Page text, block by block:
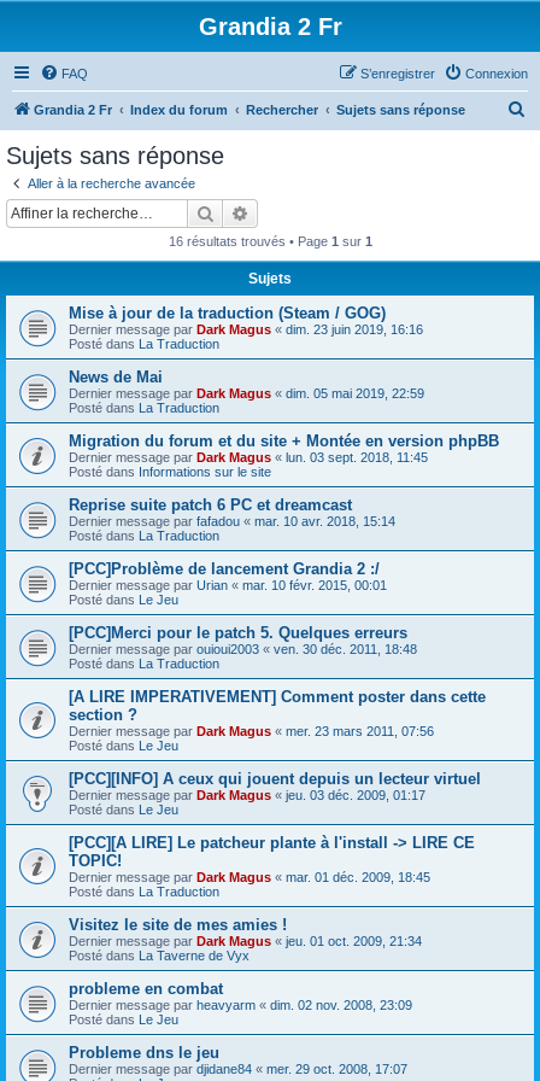
Grandia 2 Fr
FAQ Connexion
S’enregistrer
Grandia 2 Fr Index du forum Rechercher Sujets sans réponse
Sujets sans réponse
Aller à la recherche avancée
Rechercher
16 résultats trouvés • Page 1 sur 1
Sujets
Mise à jour de la traduction (Steam / GOG)
Dernier message par Dark Magus « dim. 23 juin 2019, 16:16
Posté dans La Traduction
News de Mai
Dernier message par Dark Magus « dim. 05 mai 2019, 22:59
Posté dans La Traduction
Migration du forum et du site + Montée en version phpBB
Dernier message par Dark Magus « lun. 03 sept. 2018, 11:45
Posté dans Informations sur le site
Reprise suite patch 6 PC et dreamcast
Dernier message par fafadou « mar. 10 avr. 2018, 15:14
Posté dans La Traduction
[PCC]Problème de lancement Grandia 2 :/
Dernier message par Urian « mar. 10 févr. 2015, 00:01
Posté dans Le Jeu
[PCC]Merci pour le patch 5. Quelques erreurs
Dernier message par ouioui2003 « ven. 30 déc. 2011, 18:48
Posté dans La Traduction
[A LIRE IMPERATIVEMENT] Comment poster dans cette
section ?
Dernier message par Dark Magus « mer. 23 mars 2011, 07:56
Posté dans Le Jeu
[PCC][INFO] A ceux qui jouent depuis un lecteur virtuel
Dernier message par Dark Magus « jeu. 03 déc. 2009, 01:17
Posté dans Le Jeu
[PCC][A LIRE] Le patcheur plante à l'install -> LIRE CE
TOPIC!
Dernier message par Dark Magus « mar. 01 déc. 2009, 18:45
Posté dans La Traduction
Visitez le site de mes amies !
Dernier message par Dark Magus « jeu. 01 oct. 2009, 21:34
Posté dans La Taverne de Vyx
probleme en combat
Dernier message par heavyarm « dim. 02 nov. 2008, 23:09
Posté dans Le Jeu
Probleme dns le jeu
Dernier message par djidane84 « mer. 29 oct. 2008, 17:07